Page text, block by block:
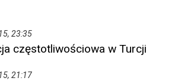
23:35
częstotliwościowa w Turcji
21:17